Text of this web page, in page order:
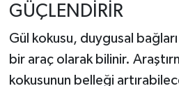
GÜÇLENDİRİR
Gül kokusu, duygusal
bir araç olarak bilinir.
kokusunun belleği